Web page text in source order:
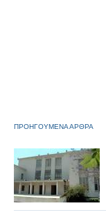
ΠΡΟΗΓΟΥΜΕΝΑ ΑΡΘΡΑ